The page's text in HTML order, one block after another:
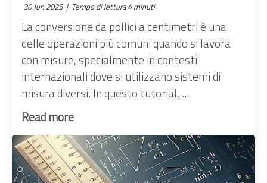
30 Jun 2025 | Tempo di lettura 4 minuti
La conversione da pollici a centimetri è una
delle operazioni più comuni quando si lavora
con misure, specialmente in contesti
internazionali dove si utilizzano sistemi di
misura diversi. In questo tutorial, ...
Read more